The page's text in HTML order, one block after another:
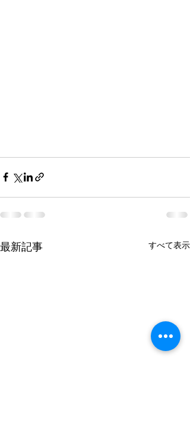
最新記事 すべて表示